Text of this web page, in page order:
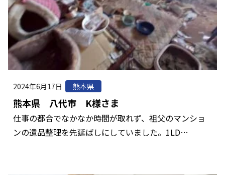
2024年6月17日 熊本県
熊本県 八代市 K様さま
仕事の都合でなかなか時間が取れず、祖父のマンショ
ンの遺品整理を先延ばしにしていました。1LD…